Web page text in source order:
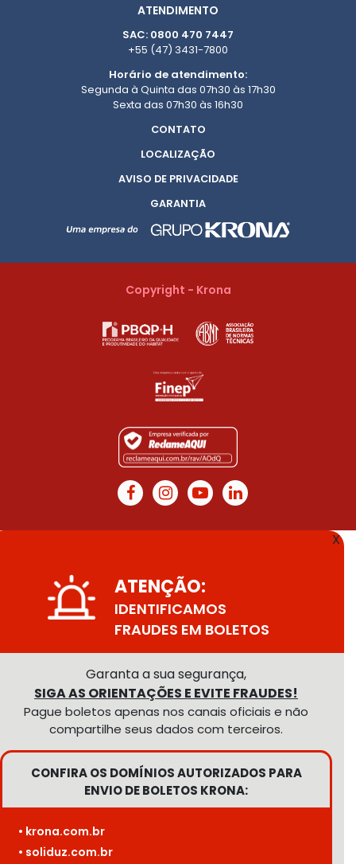
ATENDIMENTO
SAC: 0800 470 7447
+55 (47) 3431-7800
Horário de atendimento:
Segunda à Quinta das 07h30 às 17h30
Sexta das 07h30 às 16h30
CONTATO
LOCALIZAÇÃO
AVISO DE PRIVACIDADE
GARANTIA
Copyright - Krona
X
ATENÇÃO:
IDENTIFICAMOS
FRAUDES EM BOLETOS
Garanta a sua segurança,
SIGA AS ORIENTAÇÕES E EVITE FRAUDES!
Pague boletos apenas nos canais oficiais e não
compartilhe seus dados com terceiros.
CONFIRA OS DOMÍNIOS AUTORIZADOS PARA
ENVIO DE BOLETOS KRONA:
• krona.com.br
• soliduz.com.br